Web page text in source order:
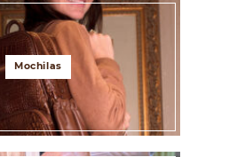
Mochilas